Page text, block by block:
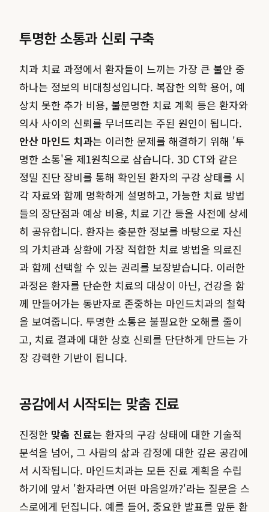
투명한 소통과 신뢰 구축
치과 치료 과정에서 환자들이 느끼는 가장 큰 불안 중
하나는 정보의 비대칭성입니다. 복잡한 의학 용어, 예
상치 못한 추가 비용, 불분명한 치료 계획 등은 환자와
의사 사이의 신뢰를 무너뜨리는 주된 원인이 됩니다.
안산 마인드 치과는 이러한 문제를 해결하기 위해 '투
명한 소통'을 제1원칙으로 삼습니다. 3D CT와 같은
정밀 진단 장비를 통해 확인된 환자의 구강 상태를 시
각 자료와 함께 명확하게 설명하고, 가능한 치료 방법
들의 장단점과 예상 비용, 치료 기간 등을 사전에 상세
히 공유합니다. 환자는 충분한 정보를 바탕으로 자신
의 가치관과 상황에 가장 적합한 치료 방법을 의료진
과 함께 선택할 수 있는 권리를 보장받습니다. 이러한
과정은 환자를 단순한 치료의 대상이 아닌, 건강을 함
께 만들어가는 동반자로 존중하는 마인드치과의 철학
을 보여줍니다. 투명한 소통은 불필요한 오해를 줄이
고, 치료 결과에 대한 상호 신뢰를 단단하게 만드는 가
장 강력한 기반이 됩니다.
공감에서 시작되는 맞춤 진료
진정한 맞춤 진료는 환자의 구강 상태에 대한 기술적
분석을 넘어, 그 사람의 삶과 감정에 대한 깊은 공감에
서 시작됩니다. 마인드치과는 모든 진료 계획을 수립
하기에 앞서 '환자라면 어떤 마음일까?'라는 질문을 스
스로에게 던집니다. 예를 들어, 중요한 발표를 앞둔 환